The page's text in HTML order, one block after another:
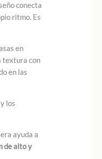
conecta
ritmo. Es
en
textura con
en las
los
ayuda a
de alto y